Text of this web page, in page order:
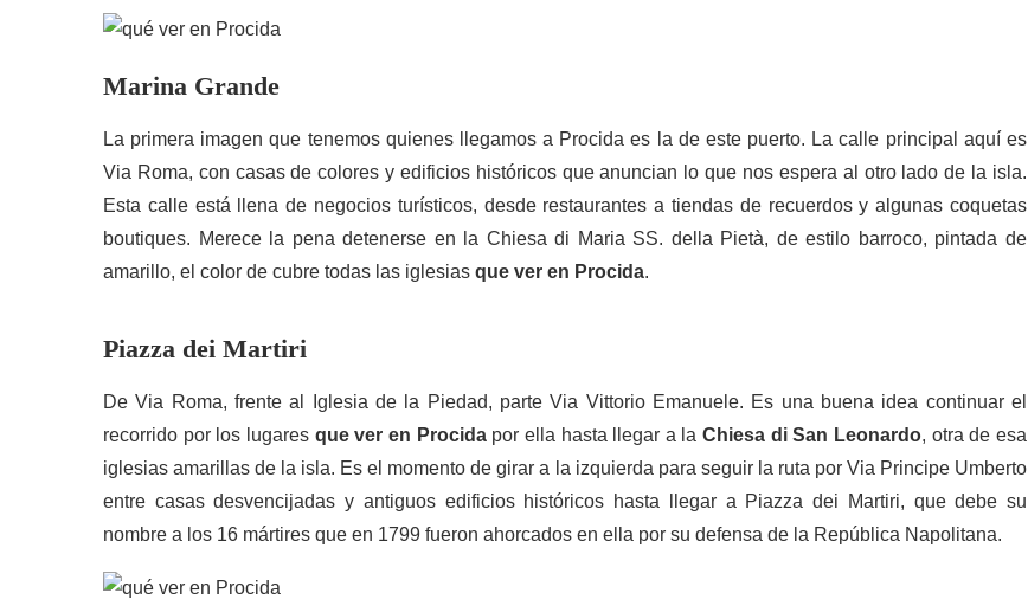
Marina Grande
La primera imagen que tenemos quienes llegamos a Procida es la de este puerto. La calle principal aquí es
Via Roma, con casas de colores y edificios históricos que anuncian lo que nos espera al otro lado de la isla.
Esta calle está llena de negocios turísticos, desde restaurantes a tiendas de recuerdos y algunas coquetas
boutiques. Merece la pena detenerse en la Chiesa di Maria SS. della Pietà, de estilo barroco, pintada de
amarillo, el color de cubre todas las iglesias que ver en Procida.
Piazza dei Martiri
De Via Roma, frente al Iglesia de la Piedad, parte Via Vittorio Emanuele. Es una buena idea continuar el
recorrido por los lugares que ver en Procidapor ella hasta llegar a laChiesa di San Leonardo, otra de esa
iglesias amarillas de la isla. Es el momento de girar a la izquierda para seguir la ruta por Via Principe Umberto
entre casas desvencijadas y antiguos edificios históricos hasta llegar a Piazza dei Martiri, que debe su
nombre a los 16 mártires que en 1799 fueron ahorcados en ella por su defensa de la República Napolitana.